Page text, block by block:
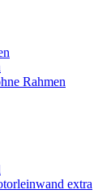
Rahmen
extra